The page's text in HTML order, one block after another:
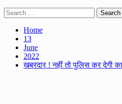
Search
for:
Home
13
June
2022
खबरदार ! नहीं तो पुलिस कर देगी